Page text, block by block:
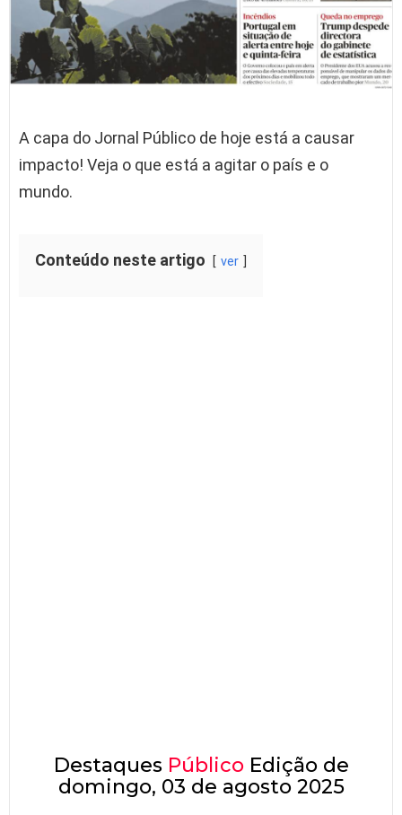
A capa do Jornal Público de hoje está a causar
impacto! Veja o que está a agitar o país e o
mundo.
Conteúdo neste artigo ver
Destaques Público Edição de
domingo, 03 de agosto 2025